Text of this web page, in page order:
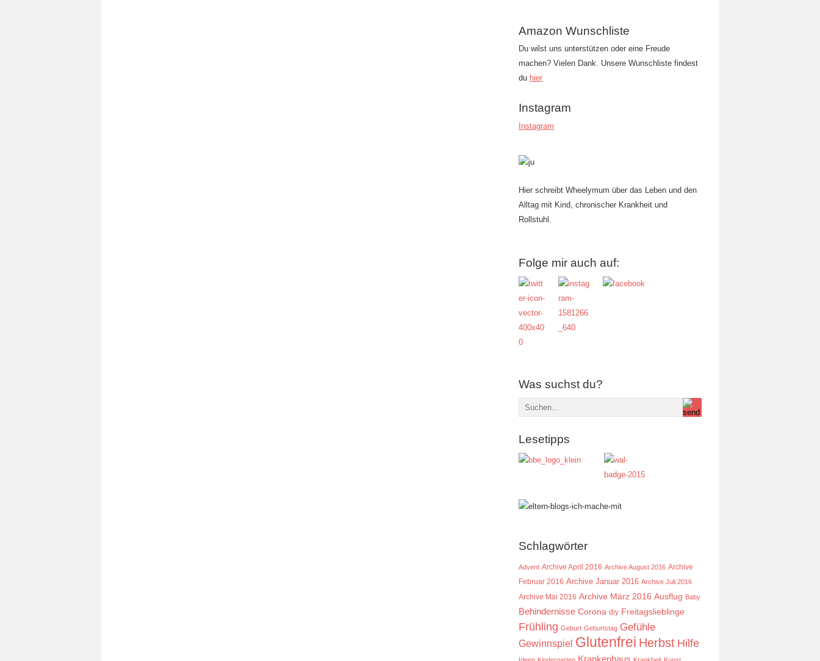
Amazon Wunschliste
Du wilst uns unterstützen oder eine Freude
machen? Vielen Dank. Unsere Wunschliste findest
du hier
Instagram
Instagram
Hier schreibt Wheelymum über das Leben und den
Alltag mit Kind, chronischer Krankheit und
Rollstuhl.
Folge mir auch auf:
Was suchst du?
Lesetipps
Schlagwörter
Advent Archive April 2016 Archive August 2016 Archive
Februar 2016 Archive Januar 2016 Archive Juli 2016
Archive Mai 2016 Archive März 2016 Ausflug Baby
Behindernisse Corona diy Freitagslieblinge
Frühling Geburt Geburtstag Gefühle
Gewinnspiel Glutenfrei Herbst Hilfe
Krankenhaus